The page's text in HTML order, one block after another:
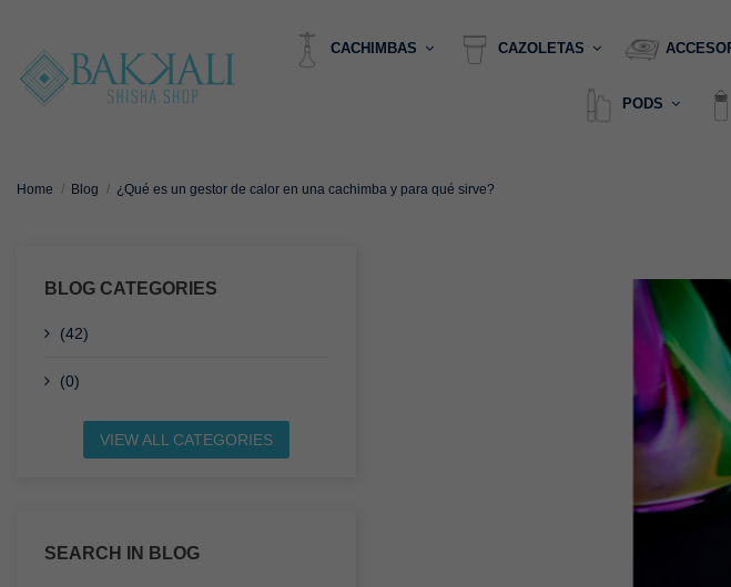
CACHIMBAS CAZOLETAS
PODS
Home Blog ¿Qué es un gestor de calor en una cachimba y para qué sirve?
BLOG CATEGORIES
(42)
(0)
VIEW ALL CATEGORIES
SEARCH IN BLOG